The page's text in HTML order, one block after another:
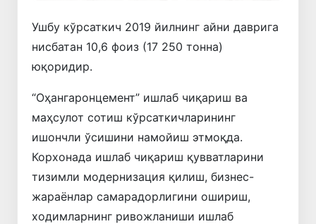
Ушбу кўрсаткич 2019 йилнинг айни даврига
нисбатан 10,6 фоиз (17 250 тонна)
юқоридир.
“Оҳангаронцемент” ишлаб чиқариш ва
маҳсулот сотиш кўрсаткичларининг
ишончли ўсишини намойиш этмоқда.
Корхонада ишлаб чиқариш қувватларини
тизимли модернизация қилиш, бизнес-
жараёнлар самарадорлигини ошириш,
ходимларнинг ривожланиши ишлаб